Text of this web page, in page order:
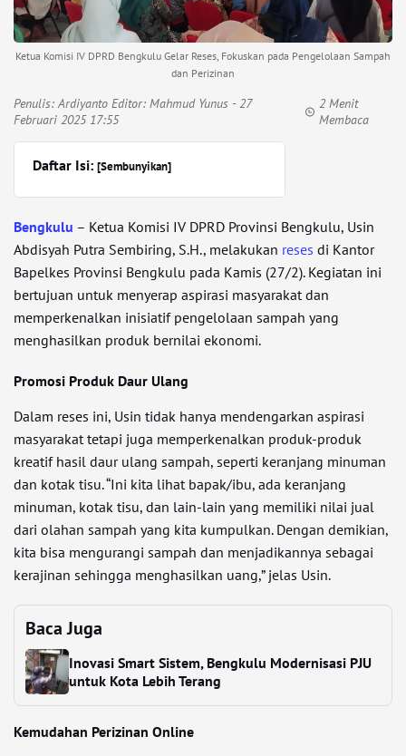
Ketua Komisi IV DPRD Bengkulu Gelar Reses, Fokuskan pada Pengelolaan Sampah
dan Perizinan
Penulis:Ardiyanto Editor: Mahmud Yunus - 27
Februari 2025 17:55
2 Menit
Membaca
Daftar Isi: [Sembunyikan]
Bengkulu – Ketua Komisi IV DPRD Provinsi Bengkulu, Usin
Abdisyah Putra Sembiring, S.H., melakukan reses di Kantor
Bapelkes Provinsi Bengkulu pada Kamis (27/2). Kegiatan ini
bertujuan untuk menyerap aspirasi masyarakat dan
memperkenalkan inisiatif pengelolaan sampah yang
menghasilkan produk bernilai ekonomi.
Promosi Produk Daur Ulang
Dalam reses ini, Usin tidak hanya mendengarkan aspirasi
masyarakat tetapi juga memperkenalkan produk-produk
kreatif hasil daur ulang sampah, seperti keranjang minuman
dan kotak tisu. “Ini kita lihat bapak/ibu, ada keranjang
minuman, kotak tisu, dan lain-lain yang memiliki nilai jual
dari olahan sampah yang kita kumpulkan. Dengan demikian,
kita bisa mengurangi sampah dan menjadikannya sebagai
kerajinan sehingga menghasilkan uang,” jelas Usin.
Baca Juga
Inovasi Smart Sistem, Bengkulu Modernisasi PJU
untuk Kota Lebih Terang
Kemudahan Perizinan Online